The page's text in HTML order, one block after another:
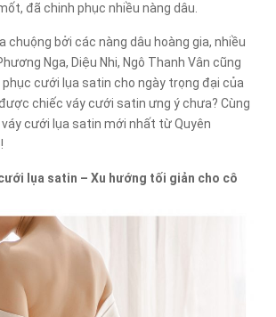
đã chinh phục nhiều nàng dâu.
chuộng bởi các nàng dâu hoàng gia, nhiều
Nga, Diệu Nhi, Ngô Thanh Vân cũng
cưới lụa satin cho ngày trọng đại của
chiếc váy cưới satin ưng ý chưa? Cùng
cưới lụa satin mới nhất từ Quyên
lụa satin – Xu hướng tối giản cho cô